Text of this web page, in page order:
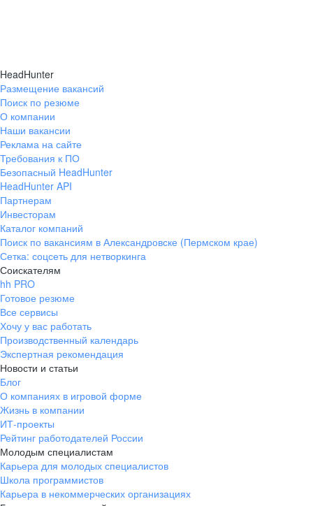
HeadHunter
Размещение вакансий
Поиск по резюме
О компании
Наши вакансии
Реклама на сайте
Требования к ПО
Безопасный HeadHunter
HeadHunter API
Партнерам
Инвесторам
Каталог компаний
Поиск по вакансиям в Александровске (Пермском крае)
Сетка: соцсеть для нетворкинга
Соискателям
hh PRO
Готовое резюме
Все сервисы
Хочу у вас работать
Производственный календарь
Экспертная рекомендация
Новости и статьи
Блог
О компаниях в игровой форме
Жизнь в компании
ИТ-проекты
Рейтинг работодателей России
Молодым специалистам
Карьера для молодых специалистов
Школа программистов
Карьера в некоммерческих организациях